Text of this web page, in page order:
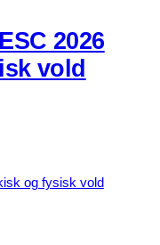
2026
vold